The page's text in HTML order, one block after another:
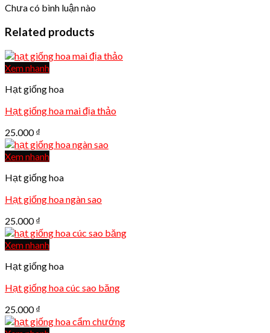
Chưa có bình luận nào
Related products
Xem nhanh
Hạt giống hoa
Hạt giống hoa mai địa thảo
25.000₫
Xem nhanh
Hạt giống hoa
Hạt giống hoa ngàn sao
25.000₫
Xem nhanh
Hạt giống hoa
Hạt giống hoa cúc sao băng
25.000₫